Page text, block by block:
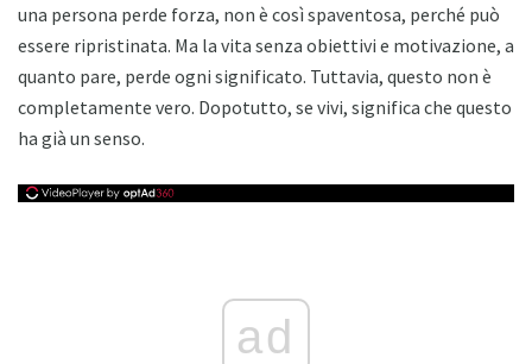
una persona perde forza, non è così spaventosa, perché può
essere ripristinata. Ma la vita senza obiettivi e motivazione, a
quanto pare, perde ogni significato. Tuttavia, questo non è
completamente vero. Dopotutto, se vivi, significa che questo
ha già un senso.
ad